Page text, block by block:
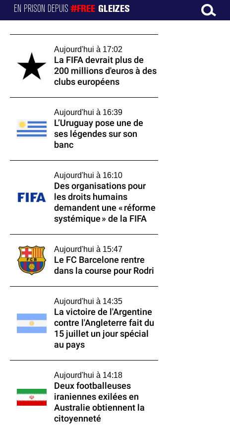
EN PRISON DEPUIS#FREE GLEIZES
Aujourd'hui à 17:02
La FIFA devrait plus de
200 millions d'euros à des
clubs européens
Aujourd'hui à 16:39
L’Uruguay pose une de
ses légendes sur son
banc
Aujourd'hui à 16:10
Des organisations pour
les droits humains
demandent une « réforme
systémique » de la FIFA
Aujourd'hui à 15:47
Le FC Barcelone rentre
dans la course pour Rodri
Aujourd'hui à 14:35
La victoire de l'Argentine
contre l'Angleterre fait du
15 juillet un jour spécial
au pays
Aujourd'hui à 14:18
Deux footballeuses
iraniennes exilées en
Australie obtiennent la
citoyenneté